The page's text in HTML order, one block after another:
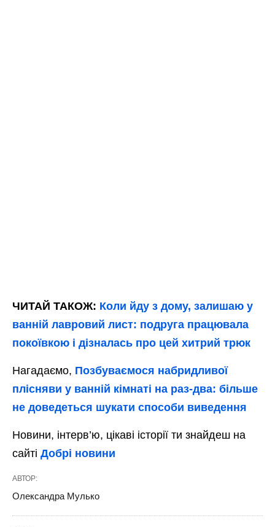
ЧИТАЙ ТАКОЖ: Коли йду з дому, залишаю у
ванній лавровий лист: подруга працювала
покоївкою і дізналась про цей хитрий трюк
Нагадаємо, Позбуваємося набридливої
плісняви у ванній кімнаті на раз-два: більше
не доведеться шукати способи виведення
Новини, інтерв’ю, цікаві історії ти знайдеш на
сайті Добрі новини
АВТОР:
Олександра Мулько